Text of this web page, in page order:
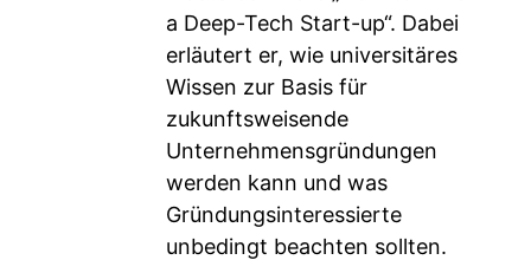
a Deep-Tech Start-up“. Dabei
erläutert er, wie universitäres
Wissen zur Basis für
zukunftsweisende
Unternehmensgründungen
werden kann und was
Gründungsinteressierte
unbedingt beachten sollten.